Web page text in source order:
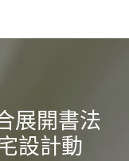
展開書法
設計動